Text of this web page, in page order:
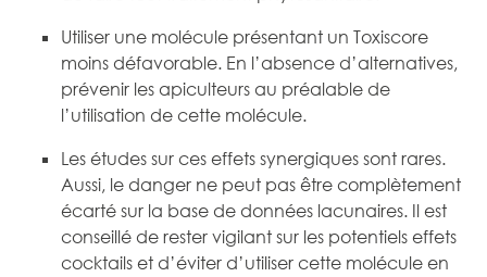
Utiliser une molécule présentant un Toxiscore
moins défavorable. En l’absence d’alternatives,
prévenir les apiculteurs au préalable de
l’utilisation de cette molécule.
Les études sur ces effets synergiques sont rares.
Aussi, le danger ne peut pas être complètement
écarté sur la base de données lacunaires. Il est
conseillé de rester vigilant sur les potentiels effets
cocktails et d’éviter d’utiliser cette molécule en